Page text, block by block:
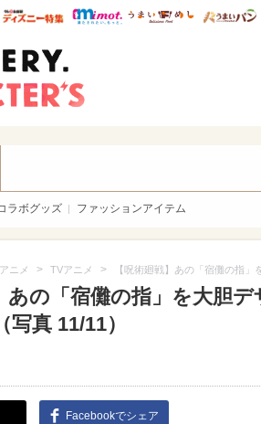
研
ハピママ* ウレぴあ総研 ディズニー特集
mimot. うまいめし
ラボグッズ ファッションアイテム
アニメ > TVアニメ > 【呪術廻戦】あの「宿儺の指
あの「宿儺の指」を大胆
真 11/11）
Facebookでシェア